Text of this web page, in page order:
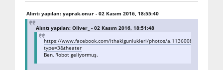
Alıntı yapılan: yaprak.onur - 02 Kasım 2016, 18:55:40
Alıntı yapılan: Oliver_ - 02 Kasım 2016, 18:51:48
https://www.facebook.com/ithakigunlukleri/photos/
type=3&theater
Ben, Robot geliyormuş.